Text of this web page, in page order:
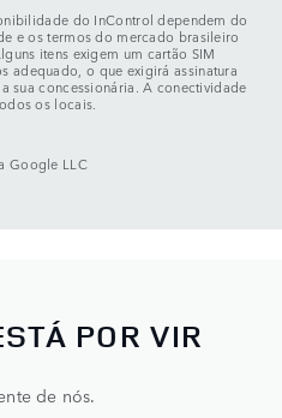
do InControl dependem do
e os termos do mercado brasileiro
itens exigem um cartão SIM
o que exigirá assinatura
concessionária. A conectividade
os locais.
Google LLC
POR VIR
de nós.